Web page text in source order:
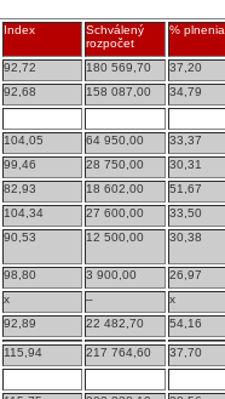
Index
Schválený
rozpočet
% plnenia
92,72 180 569,70
37,20
92,68 158 087,00
34,79
104,05 64 950,00
33,37
99,46 28 750,00
30,31
82,93 18 602,00
51,67
104,34 27 600,00
33,50
90,53 12 500,00 30,38
98,80 3 900,00
26,97
x –
x
92,89 22 482,70 54,16
115,94 217 764,60
37,70